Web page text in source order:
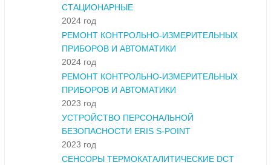
СТАЦИОНАРНЫЕ
2024 год
РЕМОНТ КОНТРОЛЬНО-ИЗМЕРИТЕЛЬНЫХ
ПРИБОРОВ И АВТОМАТИКИ
2024 год
РЕМОНТ КОНТРОЛЬНО-ИЗМЕРИТЕЛЬНЫХ
ПРИБОРОВ И АВТОМАТИКИ
2023 год
УСТРОЙСТВО ПЕРСОНАЛЬНОЙ
БЕЗОПАСНОСТИ ERIS S-POINT
2023 год
СЕНСОРЫ ТЕРМОКАТАЛИТИЧЕСКИЕ DCT